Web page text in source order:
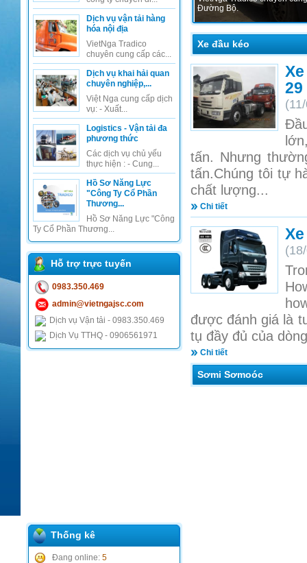
Dịch vụ vận tải hàng
hóa nội địa
VietNga Tradico
chuyên cung cấp các...
Dịch vụ khai hải quan
chuyên nghiệp,...
Việt Nga cung cấp dịch
vụ: - Xuất...
Logistics - Vận tải đa
phương thức
Các dịch vụ chủ yếu
thực hiện : - Cung...
Hồ Sơ Năng Lực
"Công Ty Cổ Phần
Thương...
Hồ Sơ Năng Lực "Công
Ty Cổ Phần Thương...
Hỗ trợ trực tuyến
0983.350.469
admin@vietngajsc.com
Dịch vụ Vận tải - 0983.350.469
Dịch Vụ TTHQ - 0906561971
Thống kê
Đang online: 5
Đường Bộ.
Xe đầu kéo
29
tấn. Nhưng
tấn.Chúng tôi tự
chất lượng...
Chi tiết
được đánh giá là
tụ đầy đủ của
Chi tiết
Sơmi Sơmoóc